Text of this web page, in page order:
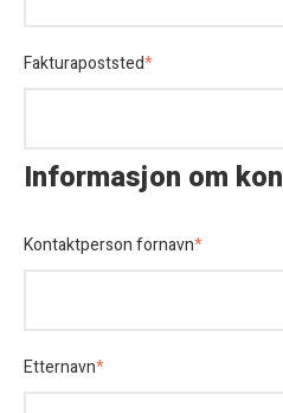
Fakturapoststed*
Informasjon om
Kontaktperson fornavn*
Etternavn*